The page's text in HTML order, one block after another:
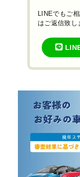
LINEでもご
はご返信致し